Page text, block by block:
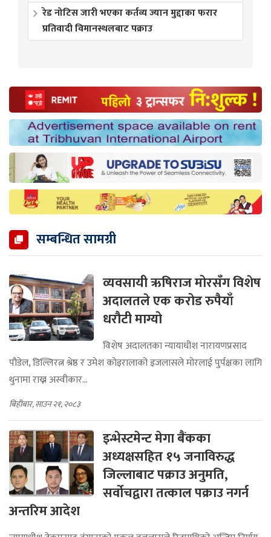
रेड नोटिस जारी भएका कर्तव्य ज्यान मुद्दाका फरार
प्रतिवादी विमानस्थलबाट पक्राउ
सम्बन्धित सामग्री
व्यवसायी ऋषिराज मोरसँग विशेष
अदालतले एक करोड रुपैयाँ
धरौटी माग्यो
विशेष अदालतका न्यायाधीश नारायणप्रसाद
पौडेल, डिल्लिरत्न श्रेष्ठ र उमेश कोइरालाको इजलासले मोरलाई पुर्पक्षका लागि
थुनामा राख्न अस्वीकार...
बिहीबार, साउन २१, २०८३
इन्भेस्टमेन्ट मेगा बैंकका
अध्यक्षसहित १५ जनाविरुद्ध
जिल्लाबाट पक्राउ अनुमति,
सर्वोचद्वारा तत्काल पक्राउ नगर्न
अन्तरिम आदेश